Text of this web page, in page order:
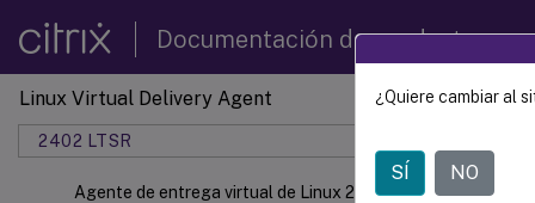
Documentación de productos
Linux Virtual Delivery Agent
2402 LTSR
Agente de entrega virtual de Linux 2402
Este
¿Quiere cambiar al
SÍ NO